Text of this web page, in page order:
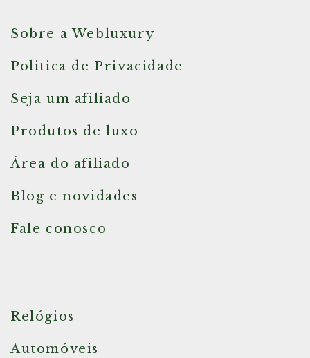
Sobre a Webluxury
Politica de Privacidade
Seja um afiliado
Produtos de luxo
Área do afiliado
Blog e novidades
Fale conosco
Relógios
Automóveis